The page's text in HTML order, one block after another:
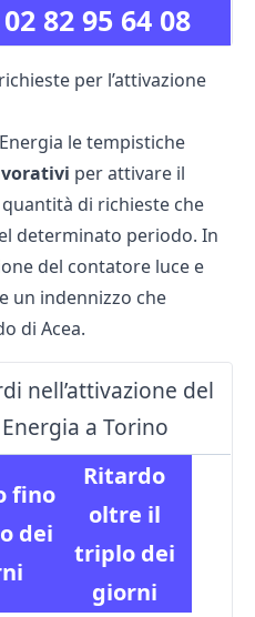
02 82 95 64 08
per l’attivazione
le tempistiche
per attivare il
di richieste che
determinato periodo. In
del contatore luce e
un indennizzo che
di Acea.
nell’attivazione del
a Torino
fino
dei
Ritardo
oltre il
triplodei
giorni